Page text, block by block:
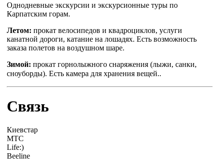
Однодневные экскурсии и экскурсионные туры по
Карпатским горам.
Летом: прокат велосипедов и квадроциклов, услуги
канатной дороги, катание на лошадях. Есть возможность
заказа полетов на воздушном шаре.
Зимой: прокат горнолыжного снаряжения (лыжи, санки,
сноуборды). Есть камера для хранения вещей..
Связь
Киевстар
МТС
Life:)
Beeline